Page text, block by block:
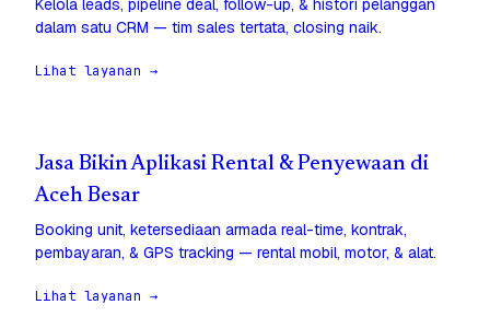
Kelola leads, pipeline deal, follow-up, & histori pelanggan
dalam satu CRM — tim sales tertata, closing naik.
Lihat layanan →
Jasa Bikin Aplikasi Rental & Penyewaan di
Aceh Besar
Booking unit, ketersediaan armada real-time, kontrak,
pembayaran, & GPS tracking — rental mobil, motor, & alat.
Lihat layanan →